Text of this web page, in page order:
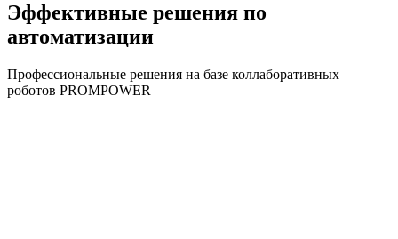
Эффективные решения по
автоматизации
Профессиональные решения на базе коллаборативных
роботов PROMPOWER